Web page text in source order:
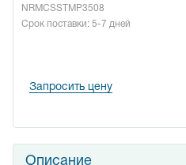
NRMCSSTMP3508
Срок поставки: 5-7 дней
Запросить цену
Описание